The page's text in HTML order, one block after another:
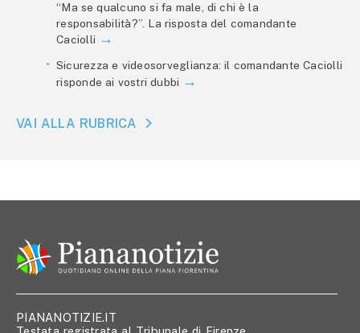
“Ma se qualcuno si fa male, di chi è la
responsabilità?”. La risposta del comandante
Caciolli
Sicurezza e videosorveglianza: il comandante Caciolli
risponde ai vostri dubbi
VAI ALLA RUBRICA
PIANANOTIZIE.IT